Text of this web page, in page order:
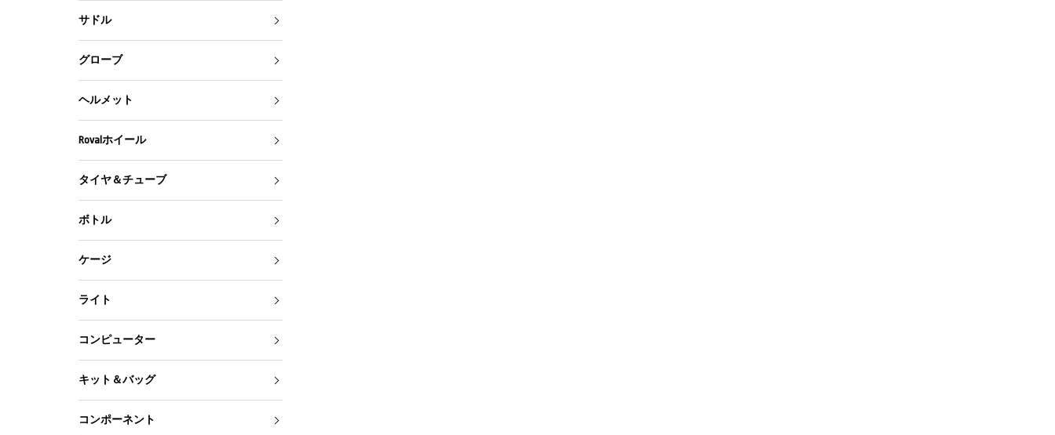
サドル
グローブ
ヘルメット
Rovalホイール
タイヤ＆チューブ
ボトル
ケージ
ライト
コンピューター
キット＆バッグ
コンポーネント